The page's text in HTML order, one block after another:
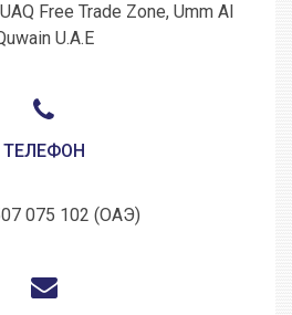
Free Trade Zone, Umm Al
U.A.E
ТЕЛЕФОН
075 102 (ОАЭ)